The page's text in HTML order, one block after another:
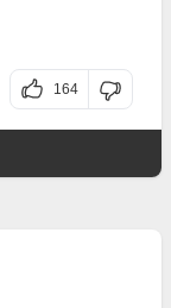
164